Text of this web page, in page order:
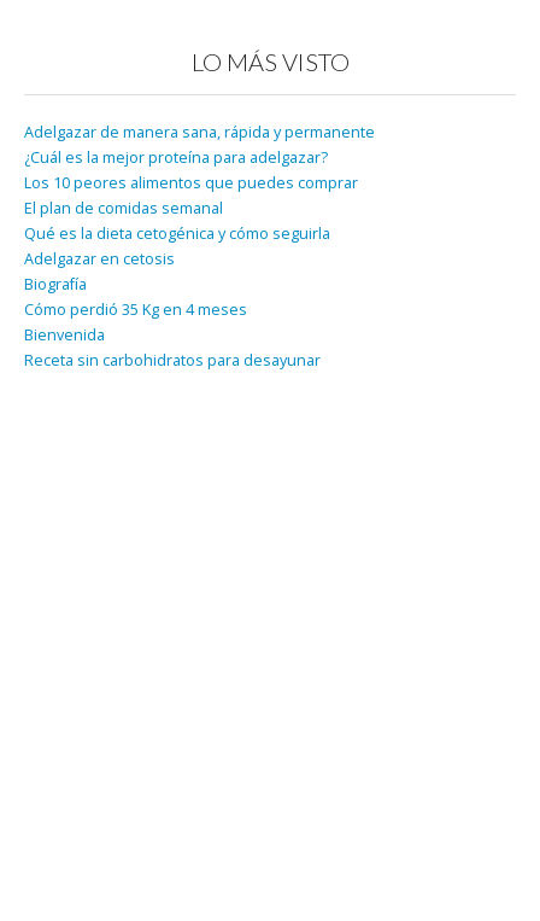
LO MÁS VISTO
Adelgazar de manera sana, rápida y permanente
¿Cuál es la mejor proteína para adelgazar?
Los 10 peores alimentos que puedes comprar
El plan de comidas semanal
Qué es la dieta cetogénica y cómo seguirla
Adelgazar en cetosis
Biografía
Cómo perdió 35 Kg en 4 meses
Bienvenida
Receta sin carbohidratos para desayunar